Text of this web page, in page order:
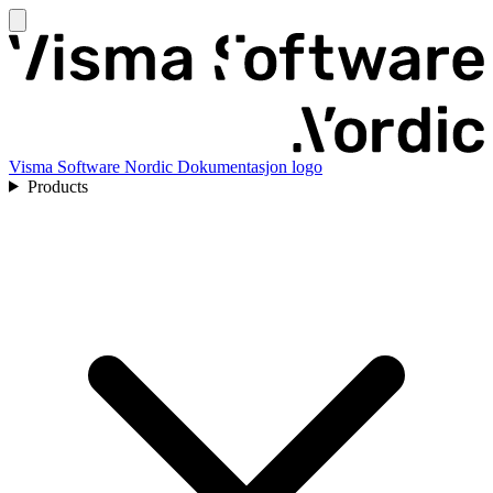
Visma Software Nordic Dokumentasjon logo
Products